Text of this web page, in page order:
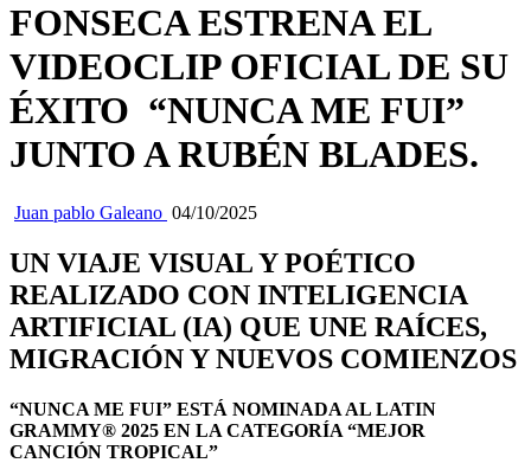
FONSECA ESTRENA EL
VIDEOCLIP OFICIAL DE SU
ÉXITO “NUNCA ME FUI”
JUNTO A RUBÉN BLADES.
Juan pablo Galeano 04/10/2025
UN VIAJE VISUAL Y POÉTICO
REALIZADO CON INTELIGENCIA
ARTIFICIAL (IA) QUE UNE RAÍCES,
MIGRACIÓN Y NUEVOS COMIENZOS
“NUNCA ME FUI” ESTÁ NOMINADA AL LATIN
GRAMMY® 2025 EN LA CATEGORÍA “MEJOR
CANCIÓN TROPICAL”